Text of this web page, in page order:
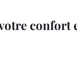
confort